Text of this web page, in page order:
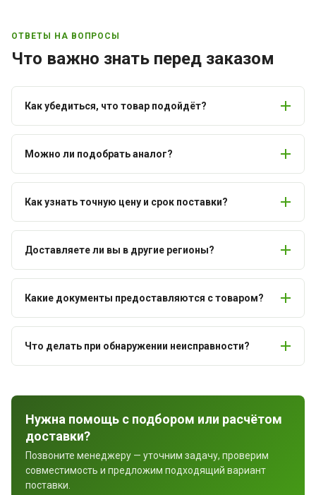
ОТВЕТЫ НА ВОПРОСЫ
Что важно знать перед заказом
Как убедиться, что товар подойдёт?
Можно ли подобрать аналог?
Как узнать точную цену и срок поставки?
Доставляете ли вы в другие регионы?
Какие документы предоставляются с товаром?
Что делать при обнаружении неисправности?
Нужна помощь с подбором или расчётом
доставки?
Позвоните менеджеру — уточним задачу, проверим
совместимость и предложим подходящий вариант
поставки.